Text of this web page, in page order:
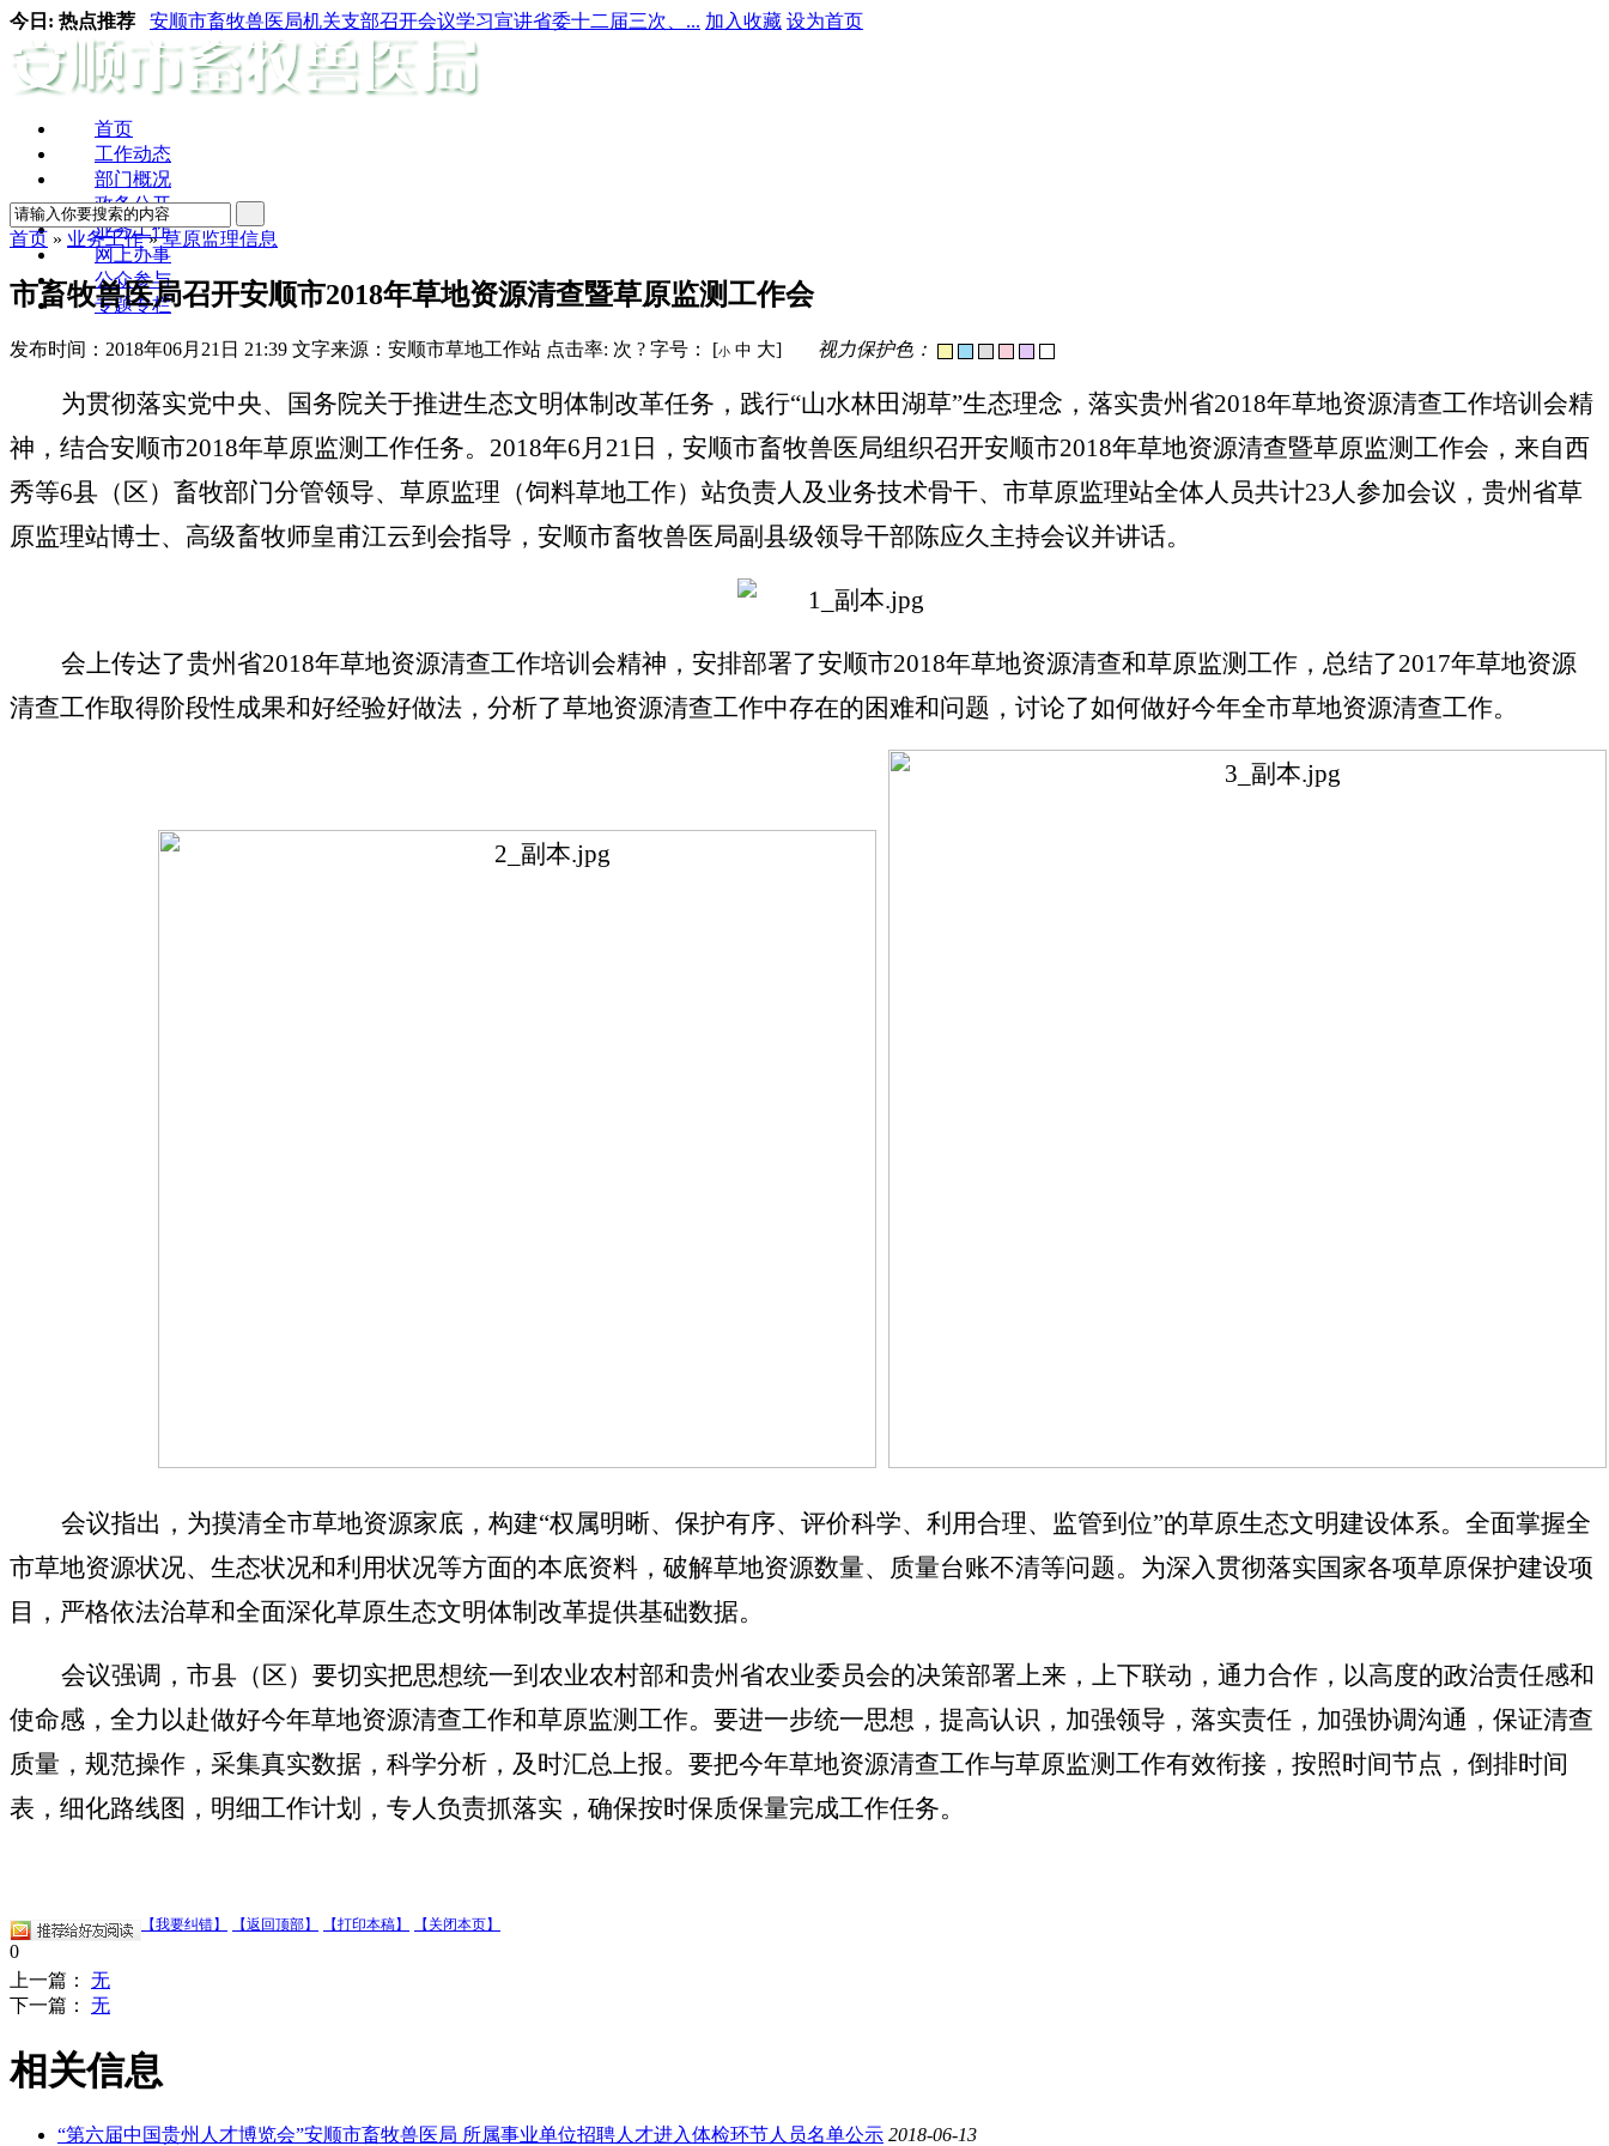
今日: 热点推荐 安顺市畜牧兽医局机关支部召开会议学习宣讲省委十二届三次、... 加入收藏 设为首页
首页
工作动态
部门概况
政务公开
业务工作
网上办事
公众参与
专题专栏
首页 » 业务工作»草原监理信息
市畜牧兽医局召开安顺市2018年草地资源清查暨草原监测工作会
发布时间： 2018年06月21日 21:39 文字来源：安顺市草地工作站 点击率: 次 ? 字号： [小 中 大] 视力保护色：
为贯彻落实党中央、国务院关于推进生态文明体制改革任务，践行“山水林田湖草”生态理念，落实贵州省2018年草地资源清查工作培训会精
神，结合安顺市2018年草原监测工作任务。2018年6月21日，安顺市畜牧兽医局组织召开安顺市2018年草地资源清查暨草原监测工作会，来自西
秀等6县（区）畜牧部门分管领导、草原监理（饲料草地工作）站负责人及业务技术骨干、市草原监理站全体人员共计23人参加会议，贵州省草
原监理站博士、高级畜牧师皇甫江云到会指导，安顺市畜牧兽医局副县级领导干部陈应久主持会议并讲话。
会上传达了贵州省2018年草地资源清查工作培训会精神，安排部署了安顺市2018年草地资源清查和草原监测工作，总结了2017年草地资源
清查工作取得阶段性成果和好经验好做法，分析了草地资源清查工作中存在的困难和问题，讨论了如何做好今年全市草地资源清查工作。
会议指出，为摸清全市草地资源家底，构建“权属明晰、保护有序、评价科学、利用合理、监管到位”的草原生态文明建设体系。全面掌握全
市草地资源状况、生态状况和利用状况等方面的本底资料，破解草地资源数量、质量台账不清等问题。为深入贯彻落实国家各项草原保护建设项
目，严格依法治草和全面深化草原生态文明体制改革提供基础数据。
会议强调，市县（区）要切实把思想统一到农业农村部和贵州省农业委员会的决策部署上来，上下联动，通力合作，以高度的政治责任感和
使命感，全力以赴做好今年草地资源清查工作和草原监测工作。要进一步统一思想，提高认识，加强领导，落实责任，加强协调沟通，保证清查
质量，规范操作，采集真实数据，科学分析，及时汇总上报。要把今年草地资源清查工作与草原监测工作有效衔接，按照时间节点，倒排时间
表，细化路线图，明细工作计划，专人负责抓落实，确保按时保质保量完成工作任务。
【我要纠错】 【返回顶部】 【打印本稿】 【关闭本页】
0
上一篇：
无
下一篇：
无
相关信息
“第六届中国贵州人才博览会”安顺市畜牧兽医局 所属事业单位招聘人才进入体检环节人员名单公示 2018-06-13